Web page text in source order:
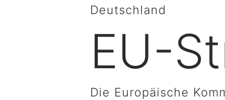
Deutschland
EU-
Die Europäische